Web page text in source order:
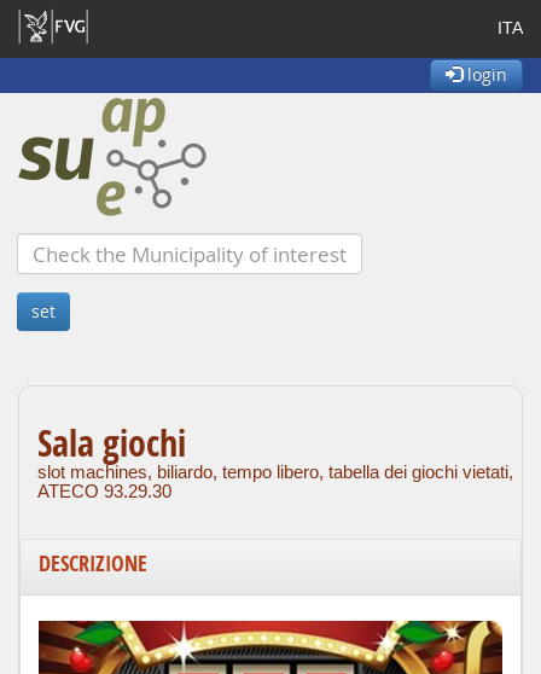
ITA
login
Sala giochi
slot machines, biliardo, tempo libero, tabella dei giochi vietati,
ATECO 93.29.30
DESCRIZIONE